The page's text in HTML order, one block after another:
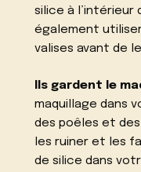
silice à l’intérieur
également
valises avant de
Ils gardent le
maquillage dans
des poêles et
les ruiner et les
de silice dans